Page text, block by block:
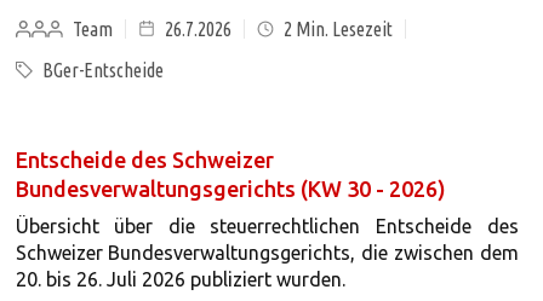
Team
26.7.2026 2 Min. Lesezeit
BGer-Entscheide
Entscheide des Schweizer
Bundesverwaltungsgerichts (KW 30 - 2026)
Übersicht über die steuerrechtlichen Entscheide des
Schweizer Bundesverwaltungsgerichts, die zwischen dem
20. bis 26. Juli 2026 publiziert wurden.